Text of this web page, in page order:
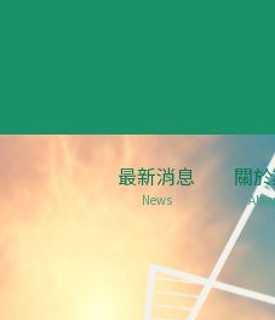
最新消息
News
關